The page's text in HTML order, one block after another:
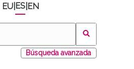
EU ES EN
Búsqueda avanzada